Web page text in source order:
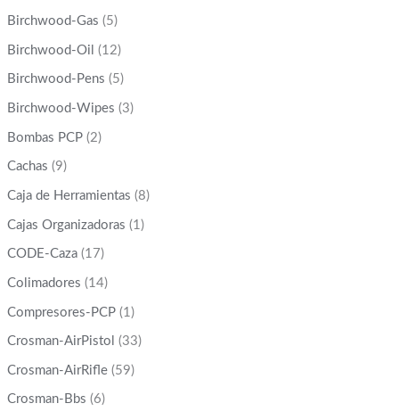
Birchwood-Gas (5)
Birchwood-Oil (12)
Birchwood-Pens (5)
Birchwood-Wipes (3)
Bombas PCP (2)
Cachas (9)
Caja de Herramientas (8)
Cajas Organizadoras (1)
CODE-Caza (17)
Colimadores (14)
Compresores-PCP (1)
Crosman-AirPistol (33)
Crosman-AirRifle (59)
Crosman-Bbs (6)